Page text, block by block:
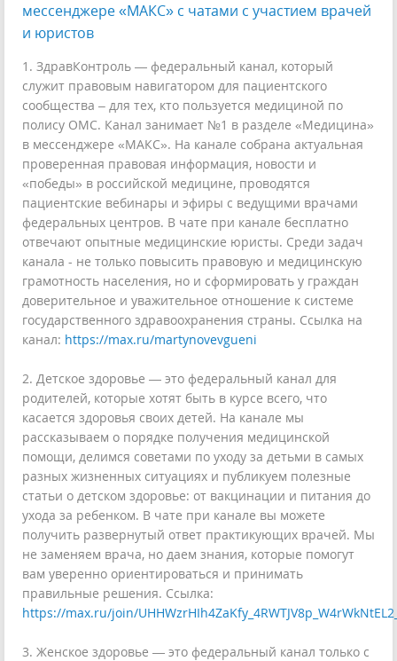
мессенджере «МАКС» с чатами с участием врачей
и юристов
1. ЗдравКонтроль — федеральный канал, который
служит правовым навигатором для пациентского
сообщества – для тех, кто пользуется медициной по
полису ОМС. Канал занимает №1 в разделе «Медицина»
в мессенджере «МАКС». На канале собрана актуальная
проверенная правовая информация, новости и
«победы» в российской медицине, проводятся
пациентские вебинары и эфиры с ведущими врачами
федеральных центров. В чате при канале бесплатно
отвечают опытные медицинские юристы. Среди задач
канала - не только повысить правовую и медицинскую
грамотность населения, но и сформировать у граждан
доверительное и уважительное отношение к системе
государственного здравоохранения страны. Ссылка на
канал: https://max.ru/martynovevgueni
2. Детское здоровье — это федеральный канал для
родителей, которые хотят быть в курсе всего, что
касается здоровья своих детей. На канале мы
рассказываем о порядке получения медицинской
помощи, делимся советами по уходу за детьми в самых
разных жизненных ситуациях и публикуем полезные
статьи о детском здоровье: от вакцинации и питания до
ухода за ребенком. В чате при канале вы можете
получить развернутый ответ практикующих врачей. Мы
не заменяем врача, но даем знания, которые помогут
вам уверенно ориентироваться и принимать
правильные решения. Ссылка:
https://max.ru/join/
3. Женское здоровье — это федеральный канал только с